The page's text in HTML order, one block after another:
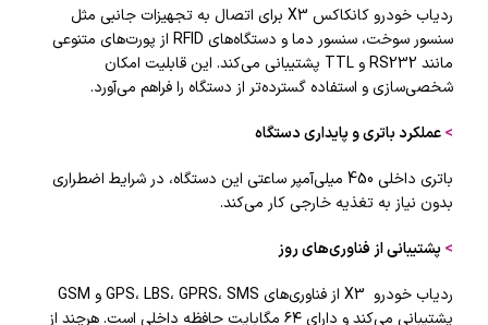
ردیاب خودرو کانکاکس X3 برای اتصال به تجهیزات جانبی مثل
سنسور سوخت، سنسور دما و دستگاه‌های RFID از پورت‌های متنوعی
مانند RS232 و TTL پشتیبانی می‌کند. این قابلیت امکان
شخصی‌سازی و استفاده گسترده‌تر از دستگاه را فراهم می‌آورد.
>عملکرد باتری و پایداری دستگاه
باتری داخلی 450 میلی‌آمپر ساعتی این دستگاه، در شرایط اضطراری
بدون نیاز به تغذیه خارجی کار می‌کند.
> پشتیبانی از فناوری‌های روز
ردیاب خودرو X3 از فناوری‌های GPS، LBS، GPRS، SMS و GSM
پشتیبانی می‌کند و دارای ۶۴ مگابایت حافظه داخلی است. هرچند از